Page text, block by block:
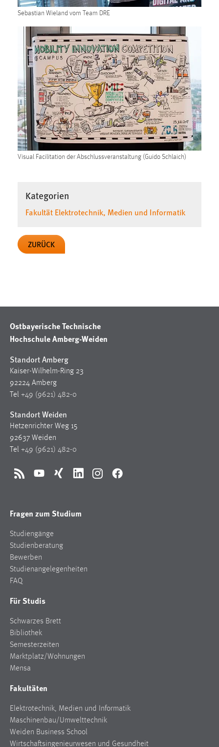
Sebastian Wieland vom Team DRE
Visual Facilitation der Abschlussveranstaltung (Guido Schlaich)
Kategorien
Fakultät Elektrotechnik, Medien und Informatik
ZURÜCK
Ostbayerische Technische
Hochschule Amberg-Weiden
Standort Amberg
Kaiser-Wilhelm-Ring 23
92224 Amberg
Tel +49 (9621) 482-0
Standort Weiden
Hetzenrichter Weg 15
92637 Weiden
Tel +49 (9621) 482-0
RSS YouTubeXing LinkedInInstagramFacebook
Fragen zum Studium
Studiengänge
Studienberatung
Bewerben
Studienangelegenheiten
FAQ
Für Studis
Schwarzes Brett
Bibliothek
Semesterzeiten
Marktplatz/Wohnungen
Mensa
Fakultäten
Elektrotechnik, Medien und Informatik
Maschinenbau/Umwelttechnik
Weiden Business School
Wirtschaftsingenieurwesen und Gesundheit